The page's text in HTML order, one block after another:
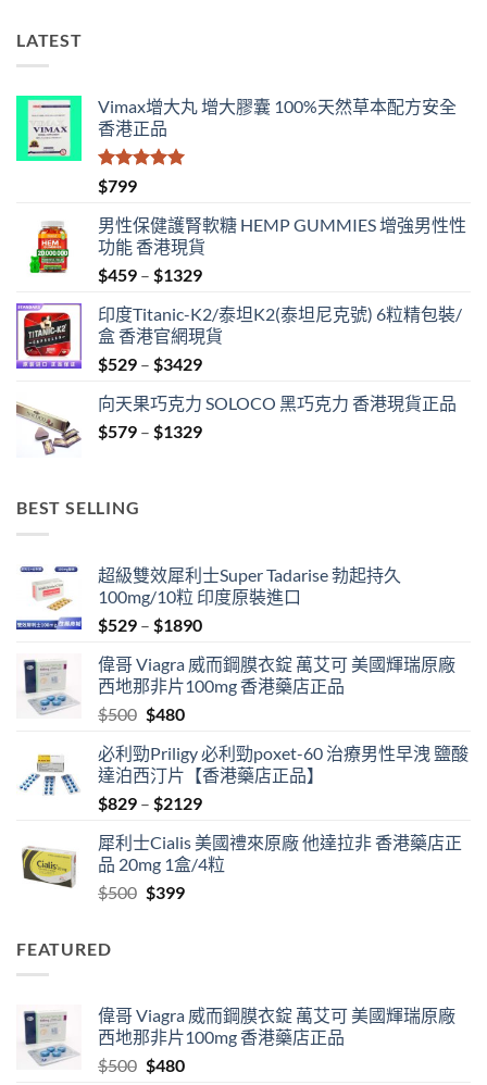
LATEST
Vimax增大丸 增大膠囊 100%天然草本配方安全
香港正品
評分
滿分 5
$799
男性保健護腎軟糖 HEMP GUMMIES 增強男性性
功能 香港現貨
$459 – $1329Price
$459
through
$1329
印度Titanic-K2/泰坦K2(泰坦尼克號) 6粒精包裝/
盒 香港官網現貨
$529 – $3429Price
$529
through
向天果巧克力 SOLOCO 黑巧克力 香港現貨正品
$579 – $1329Price
BEST SELLING
超級雙效犀利士Super Tadarise 勃起持久
100mg/10粒 印度原裝進口
$529 – $1890Price
$529
through
偉哥 Viagra 威而鋼膜衣錠 萬艾可 美國輝瑞原廠
西地那非片100mg 香港藥店正品
$500 Original
was:
$500.
$480Current
is:
$480.
必利勁Priligy 必利勁poxet-60 治療男性早洩 鹽酸
達泊西汀片【香港藥店正品】
$829 – $2129Price
$829
through
犀利士Cialis 美國禮來原廠 他達拉非 香港藥店正
品 20mg 1盒/4粒
$500 Original
$399Current
FEATURED
偉哥 Viagra 威而鋼膜衣錠 萬艾可 美國輝瑞原廠
西地那非片100mg 香港藥店正品
$500 Original
$480Current